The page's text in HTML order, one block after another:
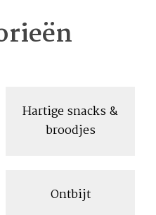
Hartige snacks &
broodjes
Ontbijt